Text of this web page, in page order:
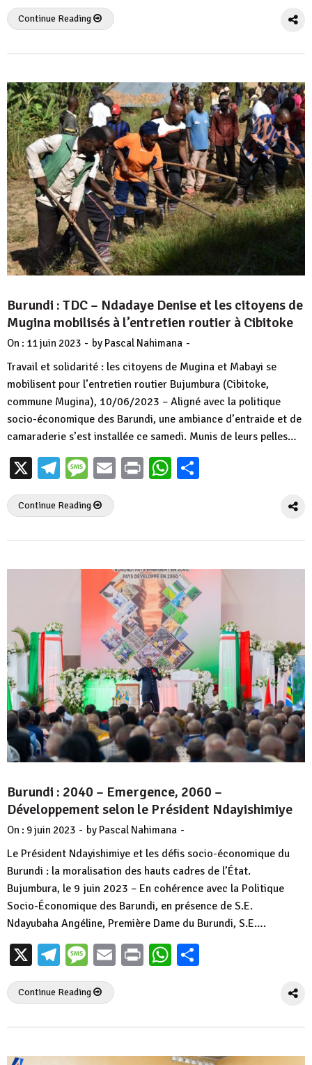
Continue Reading
Burundi : TDC – Ndadaye Denise et les citoyens de
Mugina mobilisés à l’entretien routier à Cibitoke
On : 11 juin 2023 - by Pascal Nahimana -
Travail et solidarité : les citoyens de Mugina et Mabayi se
mobilisent pour l’entretien routier Bujumbura (Cibitoke,
commune Mugina), 10/06/2023 – Aligné avec la politique
socio-économique des Barundi, une ambiance d’entraide et de
camaraderie s’est installée ce samedi. Munis de leurs pelles…
X Telegram
Message
EmailPrintWhatsApp
Continue Reading
Burundi : 2040 – Emergence, 2060 –
Développement selon le Président Ndayishimiye
On : 9 juin 2023 - by Pascal Nahimana -
Le Président Ndayishimiye et les défis socio-économique du
Burundi : la moralisation des hauts cadres de l’État.
Bujumbura, le 9 juin 2023 – En cohérence avec la Politique
Socio-Économique des Barundi, en présence de S.E.
Ndayubaha Angéline, Première Dame du Burundi, S.E….
X Telegram
Message
EmailPrintWhatsApp
Continue Reading